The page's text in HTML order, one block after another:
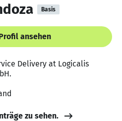
Basis
ansehen
Delivery at Logicalis
zu sehen.